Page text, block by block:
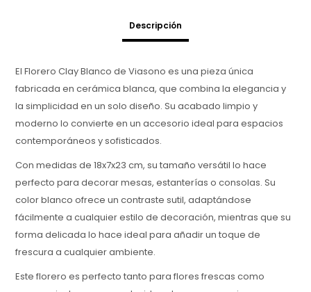
Descripción
El Florero Clay Blanco de Viasono es una pieza única
fabricada en cerámica blanca, que combina la elegancia y
la simplicidad en un solo diseño. Su acabado limpio y
moderno lo convierte en un accesorio ideal para espacios
contemporáneos y sofisticados.
Con medidas de 18x7x23 cm, su tamaño versátil lo hace
perfecto para decorar mesas, estanterías o consolas. Su
color blanco ofrece un contraste sutil, adaptándose
fácilmente a cualquier estilo de decoración, mientras que su
forma delicada lo hace ideal para añadir un toque de
frescura a cualquier ambiente.
Este florero es perfecto tanto para flores frescas como